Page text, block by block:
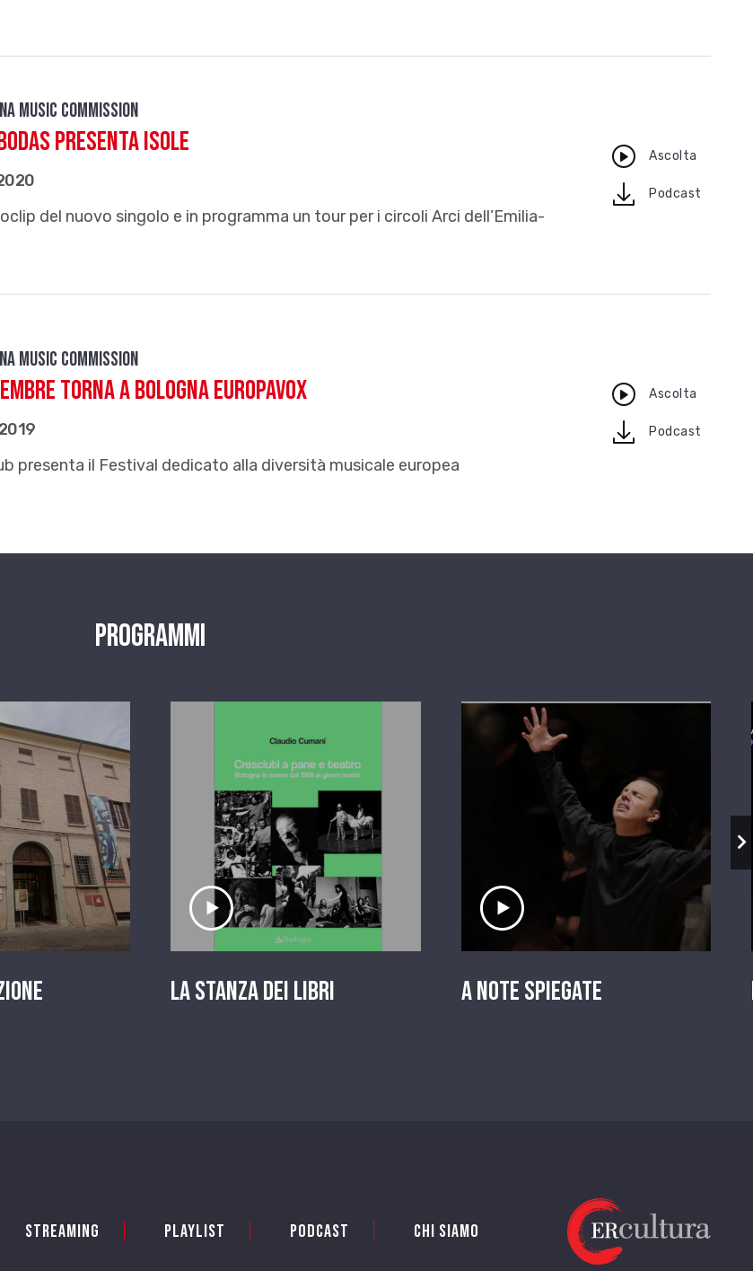
Music Commission
presenta ISOLE
del nuovo singolo e in programma un tour per i circoli Arci dell’Emilia-
Ascolta
downloadPodcast
Music Commission
torna a Bologna Europavox
presenta il Festival dedicato alla diversità musicale europea
Ascolta
downloadPodcast
Programmi
servizio Ascolta il servizio
La stanza dei Libri
Ascolta il servizio
A Note Spiegate
Streaming Playlist PODCAST Chi siamo